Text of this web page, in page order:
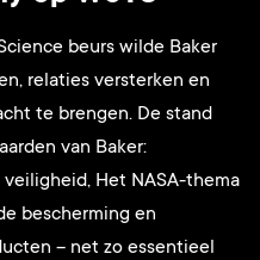
beurs wilde Baker
relaties versterken en
te brengen. De stand
van Baker:
Het NASA-thema
bescherming en
– net zo essentieel